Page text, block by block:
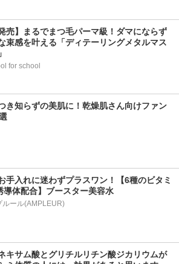
発売】まるでまつ毛パーマ級！ダマにならず
束感を叶える「ディテーリングメタルマス
for school
き知らずの美肌に！乾燥肌さん向けファン
手入れに迷わずプラスワン！【6種のビタミ
導体配合】ブースター美容水
ルール(AMPLEUR)
キサム酸とグリチルリチン酸ジカリウムが